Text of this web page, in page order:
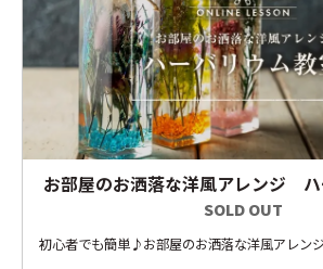
お部屋のお洒落な洋風アレンジ
SOLD OUT
初心者でも簡単♪お部屋のお洒落な洋風アレン